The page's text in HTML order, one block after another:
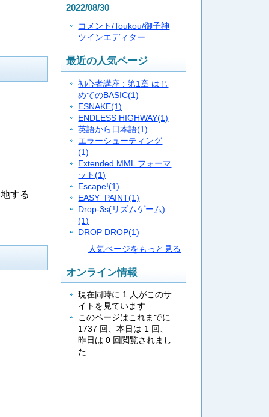
する
2022/08/30
コメント/Toukou/御子神
ツインエディター
最近の人気ページ
初心者講座 : 第1章 はじ
めてのBASIC(1)
ESNAKE(1)
ENDLESS HIGHWAY(1)
英語から日本語(1)
エラーシューティング
(1)
Extended MML フォーマ
ット(1)
Escape!(1)
EASY_PAINT(1)
Drop-3s(リズムゲーム)
(1)
DROP DROP(1)
人気ページをもっと見る
オンライン情報
現在同時に 1 人がこのサ
イトを見ています
このページはこれまでに
1737 回、本日は 1 回、
昨日は 0 回閲覧されまし
た